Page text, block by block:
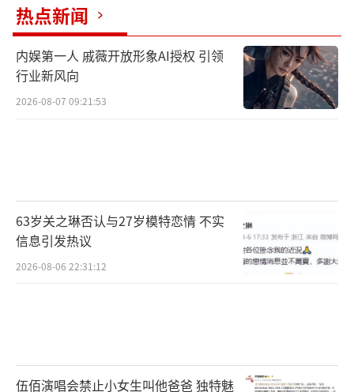
遭受这样的攻击？当初那个活泼开朗的孩子，
现在被逼成这样，那些只会口诛笔伐的人难道
没有一点愧疚之心吗？建议全红婵不再软弱，
用法律武器维护自己的合法权益，不要放过任
热点新闻
内娱第一人 戚薇开放形象AI授权 引领
行业新风向
2026-08-07 09:21:53
63岁关之琳否认与27岁模特恋情 不实
信息引发热议
2026-08-06 22:31:12
伍佰演唱会禁止小女生叫他爸爸 独特魅